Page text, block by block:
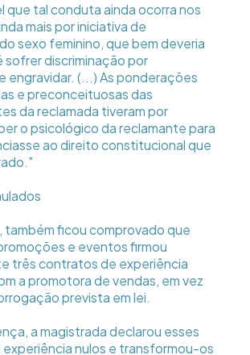
que tal conduta ainda ocorra nos
mais por iniciativa de
sexo feminino, que bem deveria
sofrer discriminação por
engravidar. (...) As ponderações
e preconceituosas das
da reclamada tiveram por
o psicológico da reclamante para
ao direito constitucional que
também ficou comprovado que
e eventos firmou
três contratos de experiência
a promotora de vendas, em vez
prevista em lei.
a magistrada declarou esses
nulos e transformou-os